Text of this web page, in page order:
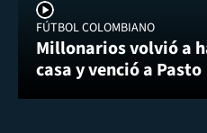
FÚTBOL COLOMBIANO
Millonarios volvió a
casa y venció a Pasto